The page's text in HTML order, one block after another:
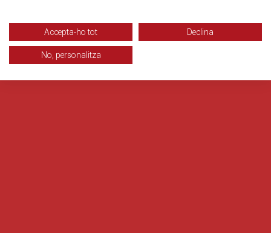
Accepta-ho tot Declina
No, personalitza